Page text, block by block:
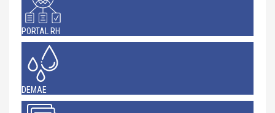
PORTAL RH
DEMAE